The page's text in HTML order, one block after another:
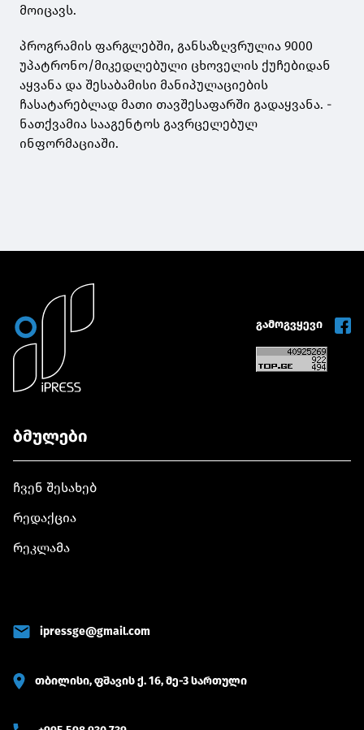
მოიცავს.
პროგრამის ფარგლებში, განსაზღვრულია 9000
უპატრონო/მიკედლებული ცხოველის ქუჩებიდან
აყვანა და შესაბამისი მანიპულაციების
ჩასატარებლად მათი თავშესაფარში გადაყვანა. -
ნათქვამია სააგენტოს გავრცელებულ
ინფორმაციაში.
გამოგვყევი
ბმულები
ჩვენ შესახებ
რედაქცია
რეკლამა
ipressge@gmail.com
თბილისი, ფშავის ქ. 16, მე-3 სართული